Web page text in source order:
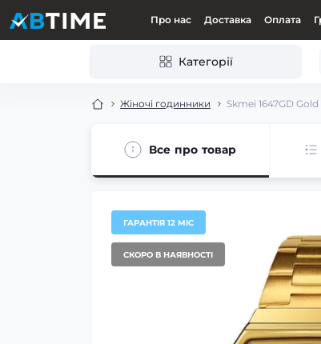
Про нас Доставка Оплата
Категорії
Жіночі годинники Skmei 1647GD Gold
Все про товар
ГАРАНТІЯ 12 МІС
СКОРО В НАЯВНОСТІ